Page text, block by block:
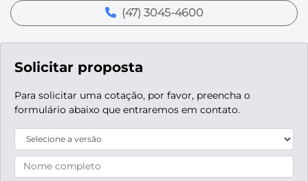
Solicitar proposta
Para solicitar uma cotação, por favor, preencha o
formulário abaixo que entraremos em contato.
(47) 3045-4600